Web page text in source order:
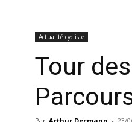
Actualité cycliste
Tour